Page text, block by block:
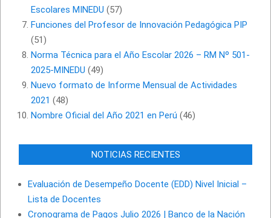
Escolares MINEDU (57)
Funciones del Profesor de Innovación Pedagógica PIP
(51)
Norma Técnica para el Año Escolar 2026 – RM Nº 501-
2025-MINEDU (49)
Nuevo formato de Informe Mensual de Actividades
2021 (48)
Nombre Oficial del Año 2021 en Perú (46)
NOTICIAS RECIENTES
Evaluación de Desempeño Docente (EDD) Nivel Inicial –
Lista de Docentes
Cronograma de Pagos Julio 2026 | Banco de la Nación